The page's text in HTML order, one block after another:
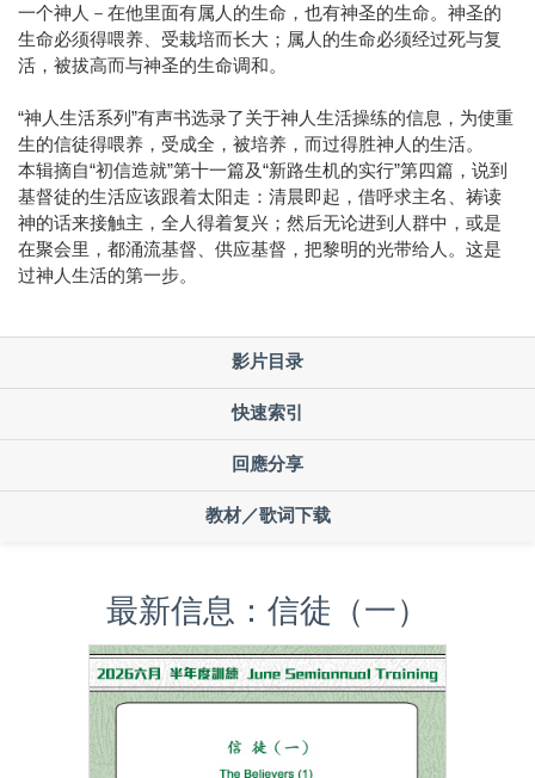
一个神人－在他里面有属人的生命，也有神圣的生命。神圣的
生命必须得喂养、受栽培而长大；属人的生命必须经过死与复
活，被拔高而与神圣的生命调和。
“神人生活系列”有声书选录了关于神人生活操练的信息，为使重
生的信徒得喂养，受成全，被培养，而过得胜神人的生活。
本辑摘自“初信造就”第十一篇及“新路生机的实行”第四篇，说到
基督徒的生活应该跟着太阳走：清晨即起，借呼求主名、祷读
神的话来接触主，全人得着复兴；然后无论进到人群中，或是
在聚会里，都涌流基督、供应基督，把黎明的光带给人。这是
过神人生活的第一步。
影片目录
快速索引
回應分享
教材／歌词下载
最新信息：信徒（一）